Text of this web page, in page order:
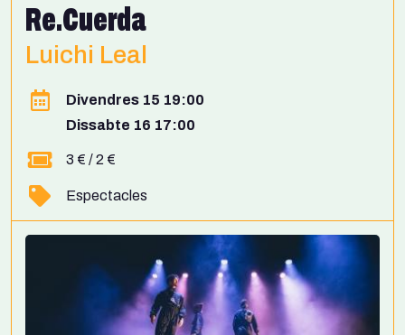
Re.Cuerda
Luichi Leal
Divendres 15 19:00
Dissabte 16 17:00
3 € / 2 €
Espectacles